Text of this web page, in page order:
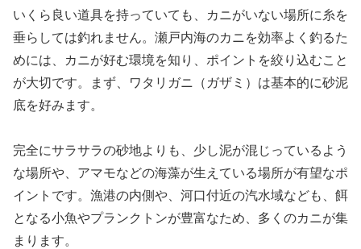
いくら良い道具を持っていても、カニがいない場所に糸を
垂らしては釣れません。瀬戸内海のカニを効率よく釣るた
めには、カニが好む環境を知り、ポイントを絞り込むこと
が大切です。まず、ワタリガニ（ガザミ）は基本的に砂泥
底を好みます。
完全にサラサラの砂地よりも、少し泥が混じっているよう
な場所や、アマモなどの海藻が生えている場所が有望なポ
イントです。漁港の内側や、河口付近の汽水域なども、餌
となる小魚やプランクトンが豊富なため、多くのカニが集
まります。